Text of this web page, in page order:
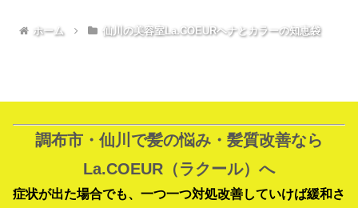
ホーム 仙川の美容室La.COEURヘナとカラーの知恵袋
調布市・仙川で髪の悩み・髪質改善なら
La.COEUR（ラクール）へ
症状が出た場合でも、一つ一つ対処改善していけば緩和さ